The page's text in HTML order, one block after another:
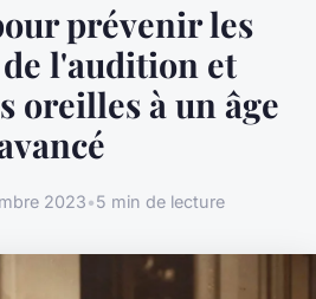
prévenir les
l'audition et
oreilles à un âge
2023•5 min de lecture